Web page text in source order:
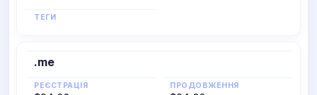
ТЕГИ
.me
РЕЄСТРАЦІЯ ПРОДОВЖЕННЯ